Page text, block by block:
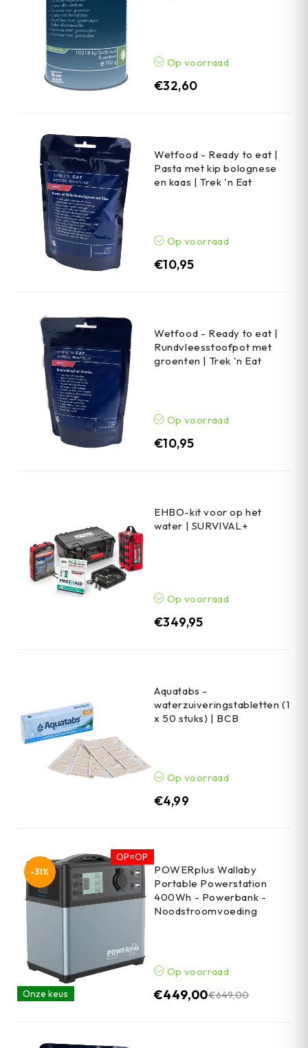
Op voorraad
€32,60
Wetfood - Ready to eat |
Pasta met kip bolognese
en kaas | Trek 'n Eat
Op voorraad
€10,95
Wetfood - Ready to eat |
Rundvleesstoofpot met
groenten | Trek 'n Eat
Op voorraad
€10,95
EHBO-kit voor op het
water | SURVIVAL+
Op voorraad
€349,95
Aquatabs -
waterzuiveringstabletten (1
x 50 stuks) | BCB
Op voorraad
€4,99
OP=OP
Onze keus
-31%
POWERplus Wallaby
Portable Powerstation
400Wh - Powerbank -
Noodstroomvoeding
Op voorraad
€649,00
€449,00